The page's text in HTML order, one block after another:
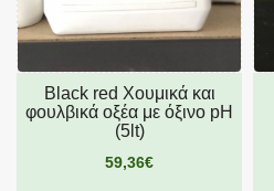
Black red Χουμικά και
φουλβικά οξέα με όξινο pH
(5lt)
59,36€